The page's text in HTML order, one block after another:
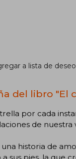
a lista de
del libro "El
por cada
de nuestra
una historia de